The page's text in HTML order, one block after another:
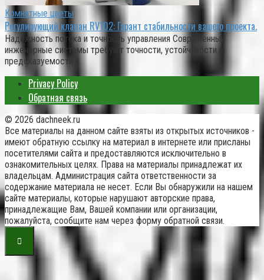
Комнатные цветы
Регулирующий клапан RV102: Гарант стабильности вашего проекта.
Надежность потока и точность управления Современные
инженерные системы требуют точности, устойчивости и
предсказуемости в
Privacy Policy
Обратная связь
© 2026 dachneek.ru
Все материалы на данном сайте взяты из открытых источников -
имеют обратную ссылку на материал в интернете или присланы
посетителями сайта и предоставляются исключительно в
ознакомительных целях. Права на материалы принадлежат их
владельцам. Администрация сайта ответственности за
содержание материала не несет. Если Вы обнаружили на нашем
сайте материалы, которые нарушают авторские права,
принадлежащие Вам, Вашей компании или организации,
пожалуйста, сообщите нам через форму обратной связи.